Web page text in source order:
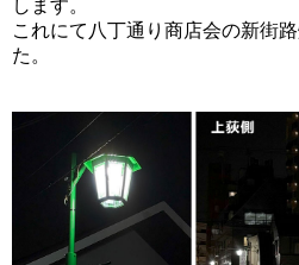
します。
これにて八丁通り商店会の新街
た。